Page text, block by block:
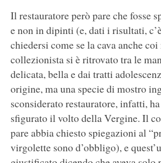
Il restauratore però pare che fosse
e non in dipinti (e, dati i risultati,
chiedersi come se la cava anche
collezionista si è ritrovato tra le
delicata, bella e dai tratti
origine, ma una specie di mostro
sconsiderato restauratore, infatti,
sfigurato il volto della Vergine. Il
pare abbia chiesto spiegazioni al
virgolette sono d’obbligo), e